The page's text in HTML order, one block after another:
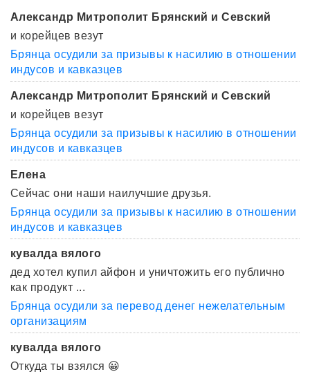
Александр Митрополит Брянский и Севский
и корейцев везут
Брянца осудили за призывы к насилию в отношении
индусов и кавказцев
Александр Митрополит Брянский и Севский
и корейцев везут
Брянца осудили за призывы к насилию в отношении
индусов и кавказцев
Елена
Сейчас они наши наилучшие друзья.
Брянца осудили за призывы к насилию в отношении
индусов и кавказцев
кувалда вялого
дед хотел купил айфон и уничтожить его публично
как продукт ...
Брянца осудили за перевод денег нежелательным
организациям
кувалда вялого
Откуда ты взялся 😀